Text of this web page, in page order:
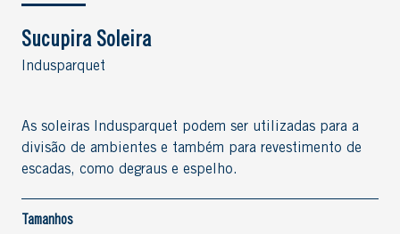
Sucupira Soleira
Indusparquet
As soleiras Indusparquet podem ser utilizadas para a
divisão de ambientes e também para revestimento de
escadas, como degraus e espelho.
Tamanhos